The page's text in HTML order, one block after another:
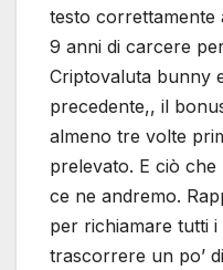
testo correttamente
9 anni di carcere
Criptovaluta bunny
precedente,, il
almeno tre volte
prelevato. E ciò
ce ne andremo.
per richiamare tutti i
trascorrere un po’